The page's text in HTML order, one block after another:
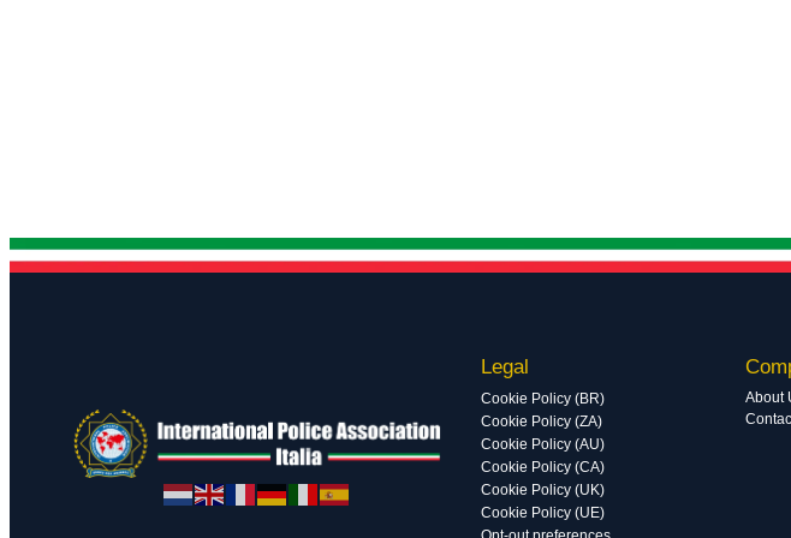
Legal
Cookie Policy (BR)
Cookie Policy (ZA)
Cookie Policy (AU)
Cookie Policy (CA)
Cookie Policy (UK)
Cookie Policy (UE)
About